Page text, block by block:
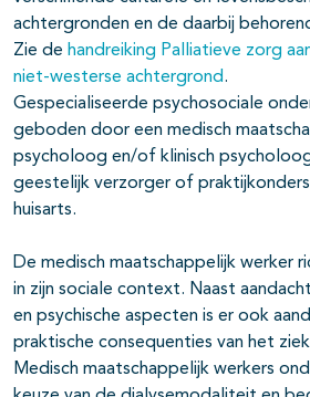
achtergronden en de daarbij
Zie de handreiking Palliatieve zorg
niet-westerse achtergrond.
Gespecialiseerde psychosociale
geboden door een medisch
psycholoog en/of klinisch
geestelijk verzorger of
huisarts.
De medisch maatschappelijk werker
in zijn sociale context. Naast
en psychische aspecten is er ook
praktische consequenties van het
Medisch maatschappelijk werkers